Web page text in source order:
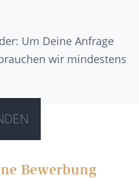
Um Deine Anfrage
wir mindestens
Bewerbung